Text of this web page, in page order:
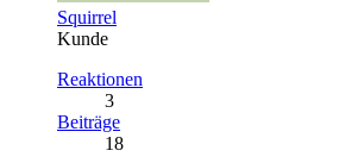
Squirrel
Kunde
Reaktionen
3
Beiträge
18